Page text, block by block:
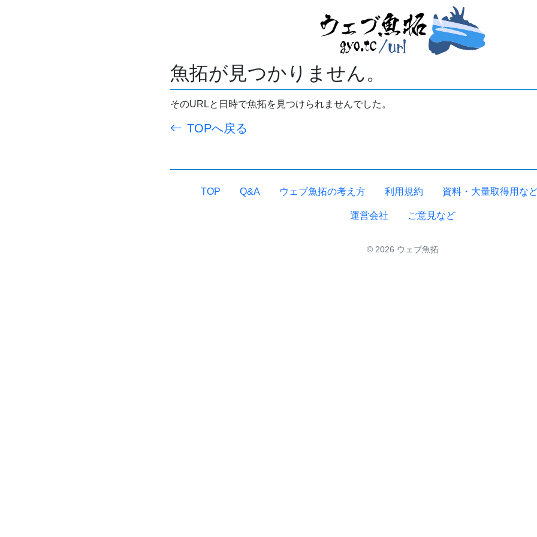
魚拓が見つかりません。
そのURLと日時で魚拓を見つけられませんでした。
TOPへ戻る
TOP Q&A ウェブ魚拓の考え方 利用規約 資料・大量取得用な
運営会社 ご意見など
© 2026 ウェブ魚拓